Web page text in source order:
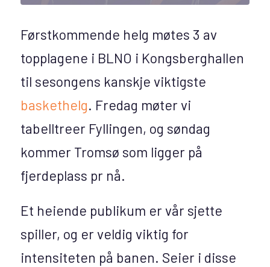
Førstkommende helg møtes 3 av
topplagene i BLNO i Kongsberghallen
til sesongens kanskje viktigste
baskethelg. Fredag møter vi
tabelltreer Fyllingen, og søndag
kommer Tromsø som ligger på
fjerdeplass pr nå.
Et heiende publikum er vår sjette
spiller, og er veldig viktig for
intensiteten på banen. Seier i disse